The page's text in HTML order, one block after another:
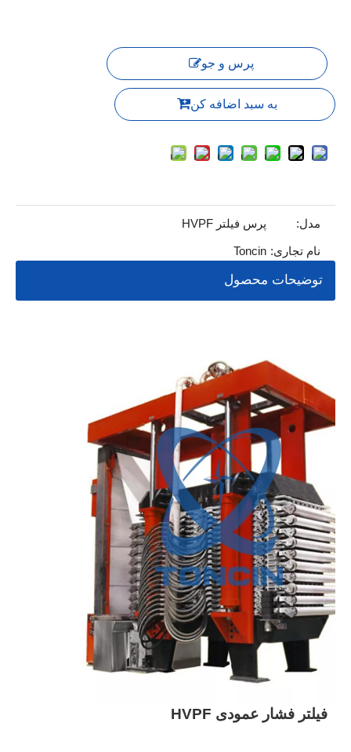
پرس و جو
به سبد اضافه کن
مدل: پرس فیلتر HVPF
نام تجاری: Toncin
توضیحات محصول
فیلتر فشار عمودی HVPF